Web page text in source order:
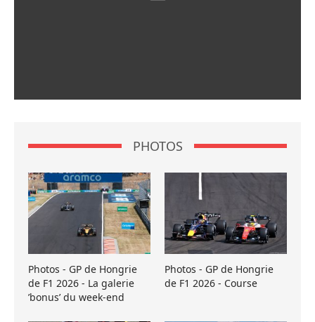
PHOTOS
Photos - GP de Hongrie
de F1 2026 - La galerie
’bonus’ du week-end
Photos - GP de Hongrie
de F1 2026 - Course